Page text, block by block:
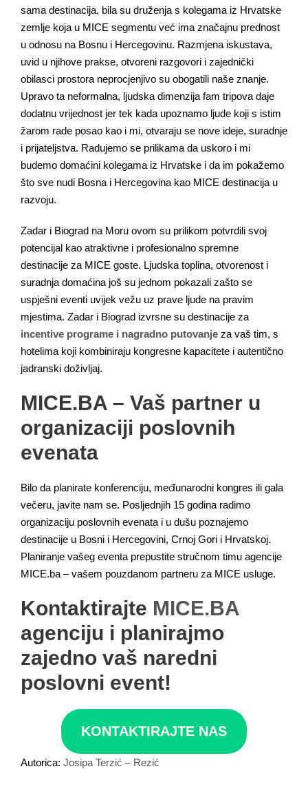
sama destinacija, bila su druženja s kolegama iz Hrvatske
zemlje koja u MICE segmentu već ima značajnu prednost
u odnosu na Bosnu i Hercegovinu. Razmjena iskustava,
uvid u njihove prakse, otvoreni razgovori i zajednički
obilasci prostora neprocjenjivo su obogatili naše znanje.
Upravo ta neformalna, ljudska dimenzija fam tripova daje
dodatnu vrijednost jer tek kada upoznamo ljude koji s istim
žarom rade posao kao i mi, otvaraju se nove ideje, suradnje
i prijateljstva. Radujemo se prilikama da uskoro i mi
budemo domaćini kolegama iz Hrvatske i da im pokažemo
što sve nudi Bosna i Hercegovina kao MICE destinacija u
razvoju.
Zadar i Biograd na Moru ovom su prilikom potvrdili svoj
potencijal kao atraktivne i profesionalno spremne
destinacije za MICE goste. Ljudska toplina, otvorenost i
suradnja domaćina još su jednom pokazali zašto se
uspješni eventi uvijek vežu uz prave ljude na pravim
mjestima. Zadar i Biograd izvrsne su destinacije za
incentive programe i nagradno putovanje za vaš tim, s
hotelima koji kombiniraju kongresne kapacitete i autentično
jadranski doživljaj.
MICE.BA – Vaš partner u
organizaciji poslovnih
evenata
Bilo da planirate konferenciju, međunarodni kongres ili gala
večeru, javite nam se. Posljednjih 15 godina radimo
organizaciju poslovnih evenata i u dušu poznajemo
destinacije u Bosni i Hercegovini, Crnoj Gori i Hrvatskoj.
Planiranje vašeg eventa prepustite stručnom timu agencije
MICE.ba – vašem pouzdanom partneru za MICE usluge.
Kontaktirajte MICE.BA
agenciju i planirajmo
zajedno vaš naredni
poslovni event!
KONTAKTIRAJTE NAS
Autorica: Josipa Terzić – Rezić